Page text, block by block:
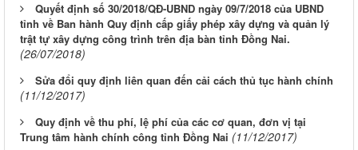
Quyết định số 30/2018/QĐ-UBND ngày 09/7/2018 của UBND
tỉnh về Ban hành Quy định cấp giấy phép xây dựng và quản lý
trật tự xây dựng công trình trên địa bàn tỉnh Đồng Nai.
(26/07/2018)
Sửa đổi quy định liên quan đến cải cách thủ tục hành chính
(11/12/2017)
Quy định về thu phí, lệ phí của các cơ quan, đơn vị tại
Trung tâm hành chính công tỉnh Đồng Nai (11/12/2017)